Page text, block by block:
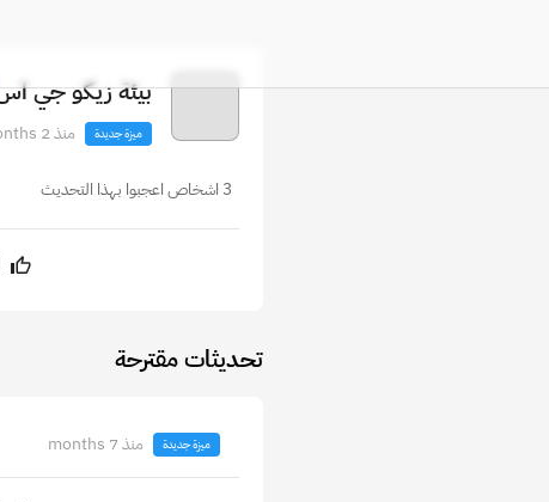
بيئة زيكو جي
ميزة جديدة منذ 2 months
3 اشخاص اعجبوا بهذا التحديث
تحديثات مقترحة
ميزة جديدة منذ 7 months